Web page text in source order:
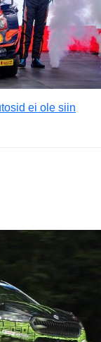
ei ole siin